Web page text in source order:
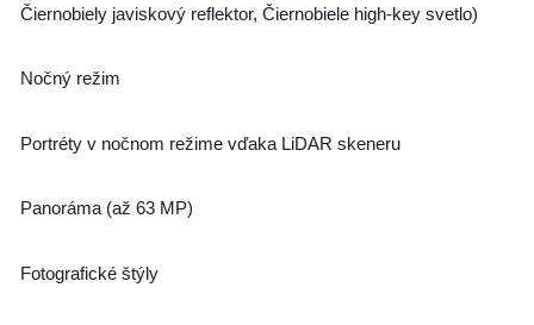
Čiernobiely javiskový reflektor, Čiernobiele high-key svetlo)
Nočný režim
Portréty v nočnom režime vďaka LiDAR skeneru
Panoráma (až 63 MP)
Fotografické štýly